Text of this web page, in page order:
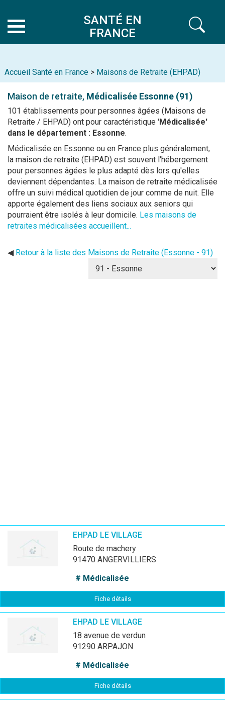
SANTÉ EN
FRANCE
Accueil Santé en France > Maisons de Retraite (EHPAD)
Maison de retraite, Médicalisée Essonne (91)
101 établissements pour personnes âgées (Maisons de
Retraite / EHPAD) ont pour caractéristique 'Médicalisée'
dans le département : Essonne.
Médicalisée en Essonne ou en France plus généralement,
la maison de retraite (EHPAD) est souvent l'hébergement
pour personnes âgées le plus adapté dès lors qu'elles
deviennent dépendantes. La maison de retraite médicalisée
offre un suivi médical quotidien de jour comme de nuit. Elle
apporte également des liens sociaux aux seniors qui
pourraient être isolés à leur domicile. Les maisons de
retraites médicalisées accueillent...
◀ Retour à la liste des Maisons de Retraite (Essonne - 91)
EHPAD LE VILLAGE
route de machery
91470 ANGERVILLIERS
# Médicalisée
Fiche détails
EHPAD LE VILLAGE
18 avenue de verdun
91290 ARPAJON
# Médicalisée
Fiche détails